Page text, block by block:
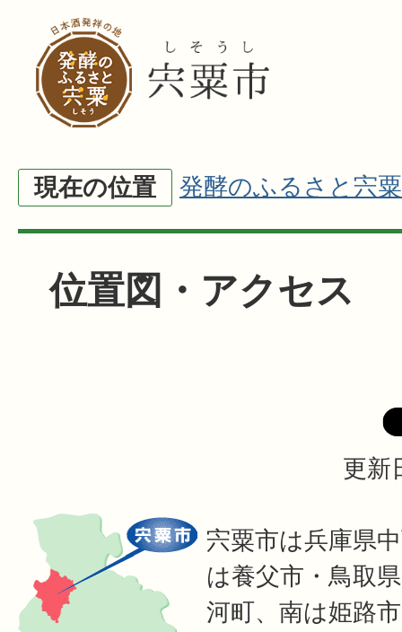
現在の位置 発酵のふるさと宍粟
位置図・アクセス
更新
宍粟市は兵庫県
は養父市・鳥取
河町、南は姫路